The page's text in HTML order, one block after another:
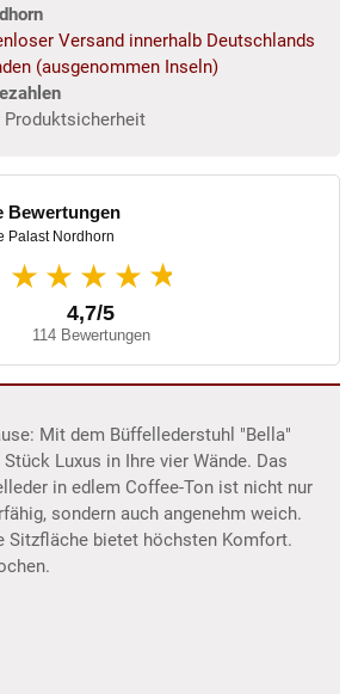
Versand innerhalb Deutschlands
(ausgenommen Inseln)
Bewertungen
Palast Nordhorn
★★★★ ★
4,7/5
114 Bewertungen
Mit dem Büffellederstuhl "Bella"
Luxus in Ihre vier Wände. Das
in edlem Coffee-Ton ist nicht nur
sondern auch angenehm weich.
Sitzfläche bietet höchsten Komfort.